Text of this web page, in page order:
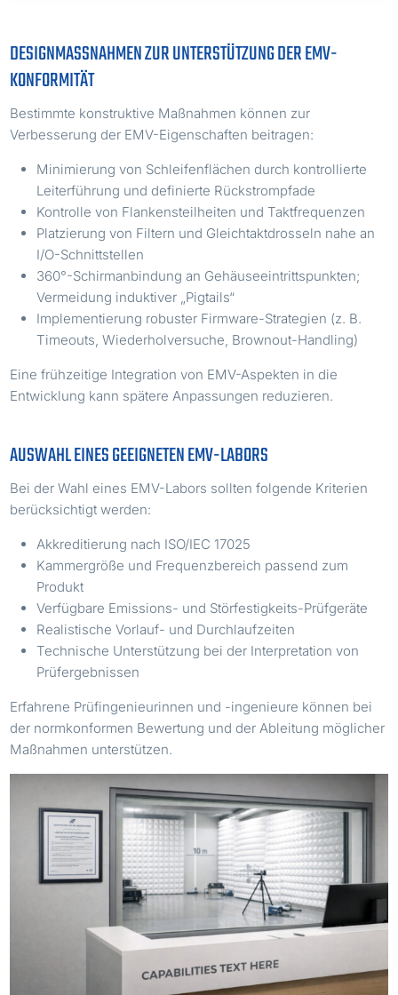
DESIGNMASSNAHMEN ZUR UNTERSTÜTZUNG DER EMV-K
ONFORMITÄT
Bestimmte konstruktive Maßnahmen können zur
Verbesserung der EMV-Eigenschaften beitragen:
Minimierung von Schleifenflächen durch kontrollierte
Leiterführung und definierte Rückstrompfade
Kontrolle von Flankensteilheiten und Taktfrequenzen
Platzierung von Filtern und Gleichtaktdrosseln nahe an
I/O-Schnittstellen
360°-Schirmanbindung an Gehäuseeintrittspunkten;
Vermeidung induktiver „Pigtails“
Implementierung robuster Firmware-Strategien (z. B.
Timeouts, Wiederholversuche, Brownout-Handling)
Eine frühzeitige Integration von EMV-Aspekten in die
Entwicklung kann spätere Anpassungen reduzieren.
AUSWAHL EINES GEEIGNETEN EMV-LABORS
Bei der Wahl eines EMV-Labors sollten folgende Kriterien
berücksichtigt werden:
Akkreditierung nach ISO/IEC 17025
Kammergröße und Frequenzbereich passend zum
Produkt
Verfügbare Emissions- und Störfestigkeits-Prüfgeräte
Realistische Vorlauf- und Durchlaufzeiten
Technische Unterstützung bei der Interpretation von
Prüfergebnissen
Erfahrene Prüfingenieurinnen und -ingenieure können bei
der normkonformen Bewertung und der Ableitung möglicher
Maßnahmen unterstützen.